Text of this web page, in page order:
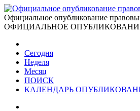
Официальное опубликование
ОФИЦИАЛЬНОЕ
Сегодня
Неделя
Месяц
ПОИСК
КАЛЕНДАРЬ